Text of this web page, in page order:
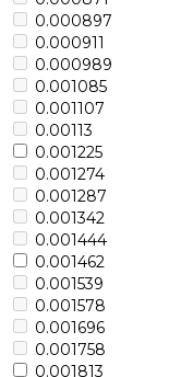
0.000897
0.000911
0.000989
0.001085
0.001107
0.00113
0.001225
0.001274
0.001287
0.001342
0.001444
0.001462
0.001539
0.001578
0.001696
0.001758
0.001813